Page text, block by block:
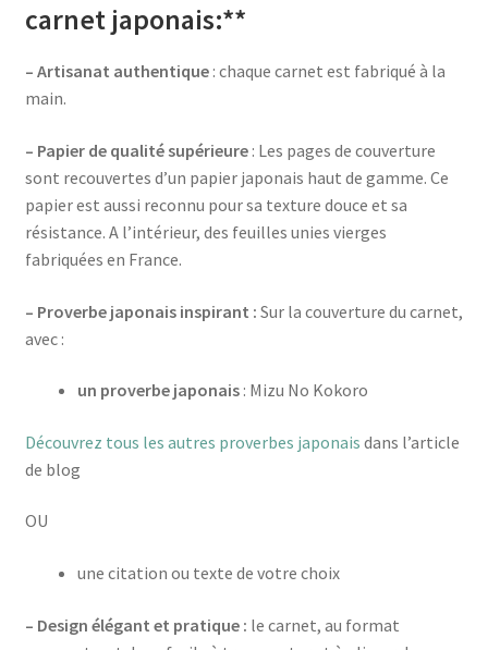
carnet japonais:**
– Artisanat authentique: chaque carnet est fabriqué à la
main.
– Papier de qualité supérieure: Les pages de couverture
sont recouvertes d’un papier japonais haut de gamme. Ce
papier est aussi reconnu pour sa texture douce et sa
résistance. A l’intérieur, des feuilles unies vierges
fabriquées en France.
– Proverbe japonais inspirant : Sur la couverture du carnet,
avec :
un proverbe japonais: Mizu No Kokoro
Découvrez tous les autres proverbes japonais dans l’article
de blog
OU
une citation ou texte de votre choix
– Design élégant et pratique : le carnet, au format